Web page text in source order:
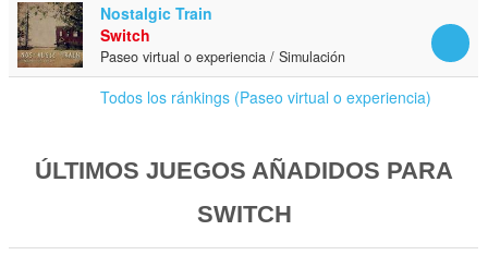
Nostalgic Train
Switch
Paseo virtual o experiencia / Simulación
Todos los ránkings (Paseo virtual o experiencia)
ÚLTIMOS JUEGOS AÑADIDOS PARA
SWITCH